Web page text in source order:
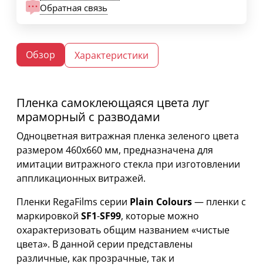
Обратная связь
Обзор Характеристики
Пленка самоклеющаяся цвета луг
мраморный с разводами
Одноцветная витражная пленка зеленого цвета
размером 460х660 мм, предназначена для
имитации витражного стекла при изготовлении
аппликационных витражей.
Пленки RegaFilms серии Plain Colours— пленки с
маркировкой SF1-SF99, которые можно
охарактеризовать общим названием «чистые
цвета». В данной серии представлены
различные, как прозрачные, так и